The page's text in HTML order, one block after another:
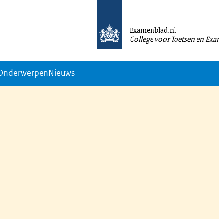
Examenblad.nl
College voor Toetsen en
Nieuws